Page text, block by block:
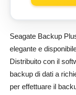
Seagate Backup
elegante e
Distribuito con il
backup di dati a
per effettuare il